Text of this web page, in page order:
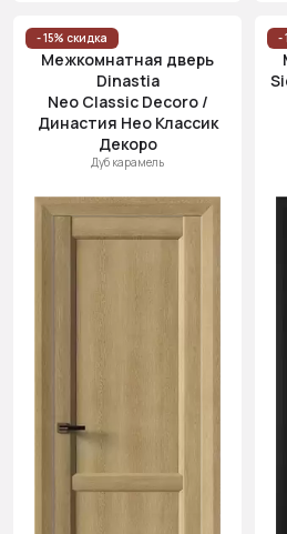
- 15% скидка
Межкомнатная дверь
Dinastia
Neo Classic Decoro /
Династия Нео Классик
Декоро
Дуб карамель
-